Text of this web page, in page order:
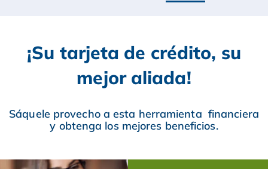
¡Su tarjeta de crédito, su
mejor aliada!
Sáquele provecho a esta herramienta financiera
y obtenga los mejores beneficios.